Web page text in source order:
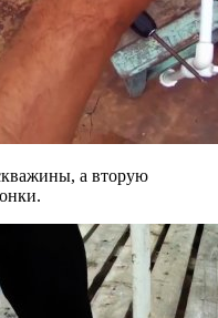
а вторую